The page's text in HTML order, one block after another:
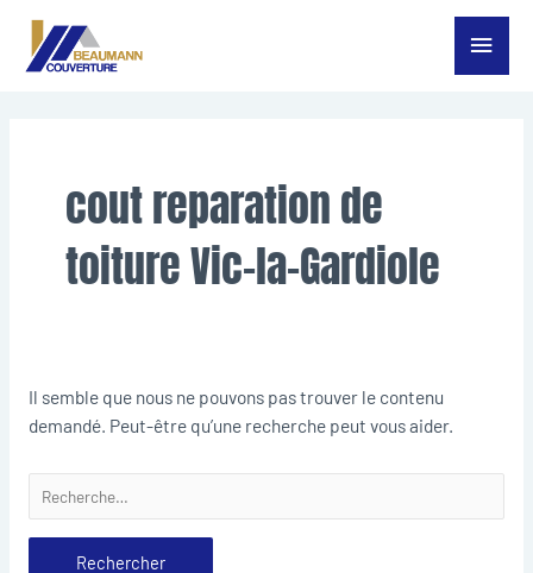
Aller
Menu
cout reparation de
toiture Vic-la-Gardiole
Il semble que nous ne pouvons pas trouver le contenu
demandé. Peut-être qu’une recherche peut vous aider.